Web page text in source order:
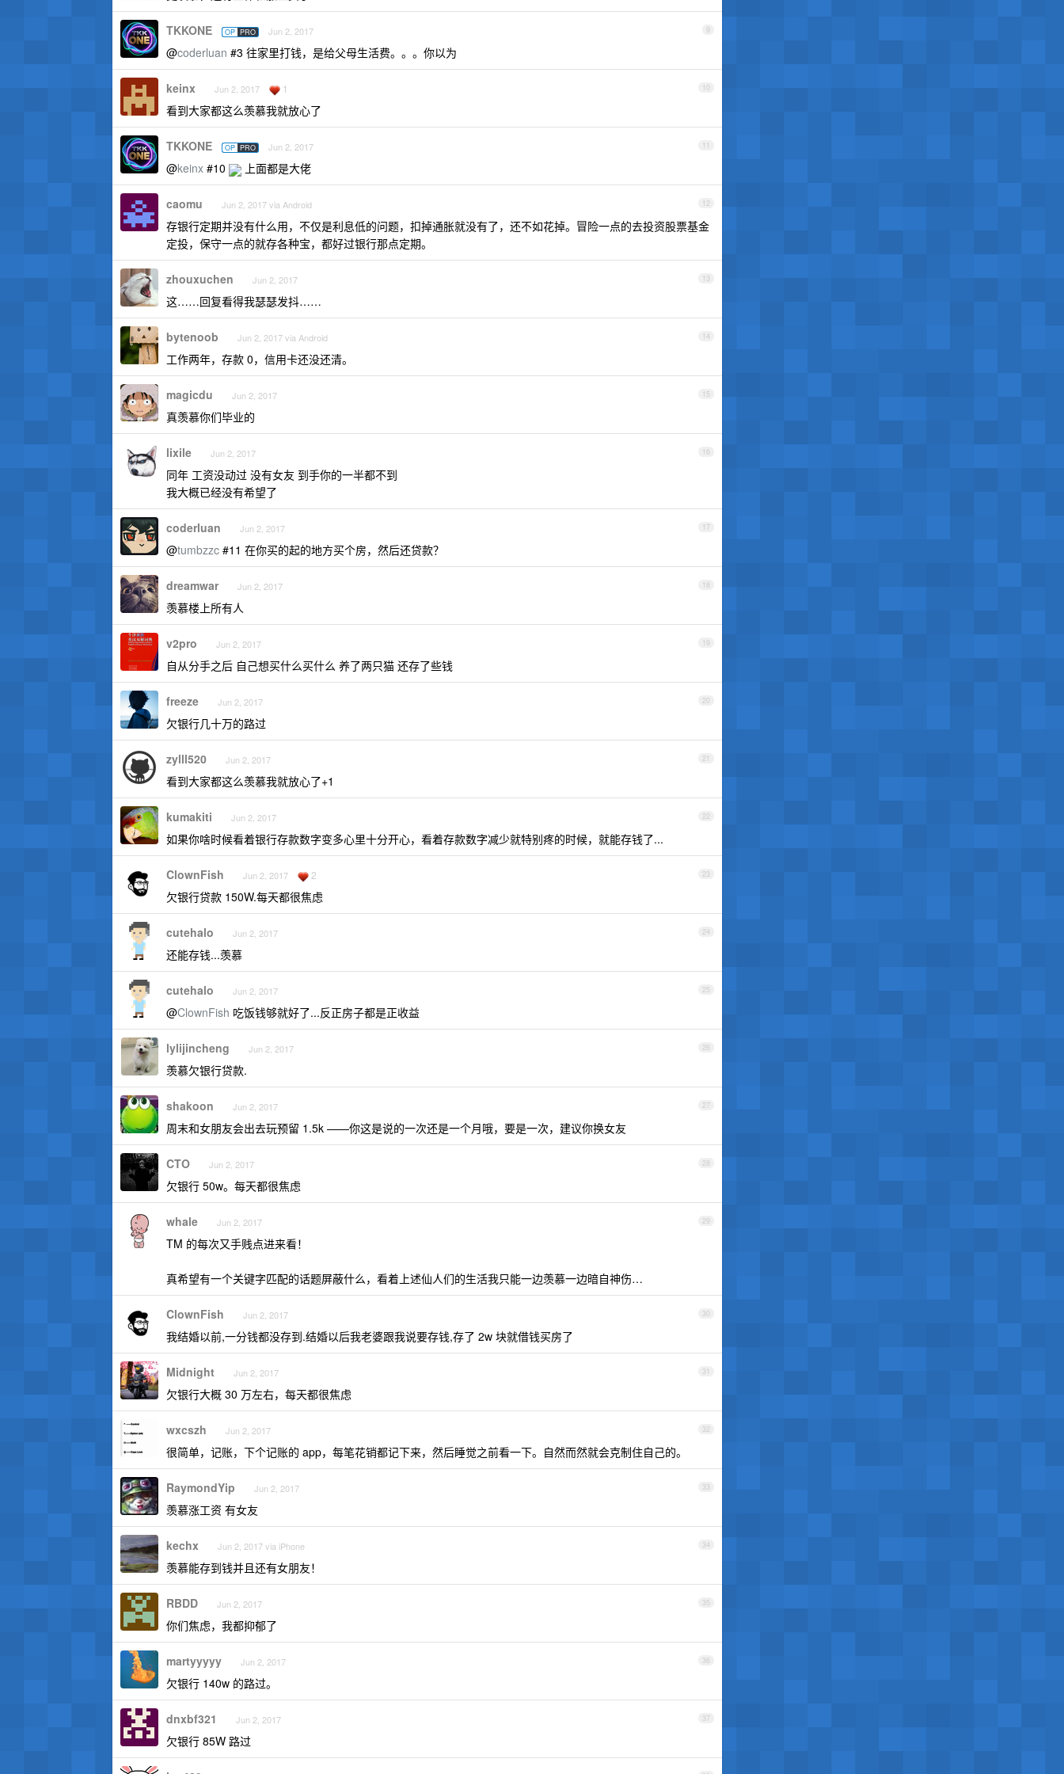
9
TKKONE OP PRO Jun 2, 2017
@coderluan #3 往家里打钱，是给父母生活费。。。你以为
10
keinx Jun 2, 2017 1
看到大家都这么羡慕我就放心了
11
TKKONE OP PRO Jun 2, 2017
@keinx #10 上面都是大佬
12
caomu Jun 2, 2017 via Android
存银行定期并没有什么用，不仅是利息低的问题，扣掉通胀就没有了，还不如花掉。冒险一点的去投资股票基金
定投，保守一点的就存各种宝，都好过银行那点定期。
13
zhouxuchen Jun 2, 2017
这……回复看得我瑟瑟发抖……
14
bytenoob Jun 2, 2017 via Android
工作两年，存款 0，信用卡还没还清。
15
magicdu Jun 2, 2017
真羡慕你们毕业的
16
lixile Jun 2, 2017
同年 工资没动过 没有女友 到手你的一半都不到
我大概已经没有希望了
17
coderluan Jun 2, 2017
@tumbzzc #11 在你买的起的地方买个房，然后还贷款？
18
dreamwar Jun 2, 2017
羡慕楼上所有人
19
v2pro Jun 2, 2017
自从分手之后 自己想买什么买什么 养了两只猫 还存了些钱
20
freeze Jun 2, 2017
欠银行几十万的路过
21
zylll520 Jun 2, 2017
看到大家都这么羡慕我就放心了+1
22
kumakiti Jun 2, 2017
如果你啥时候看着银行存款数字变多心里十分开心，看着存款数字减少就特别疼的时候，就能存钱了...
23
ClownFish Jun 2, 2017 2
欠银行贷款 150W.每天都很焦虑
24
cutehalo Jun 2, 2017
还能存钱...羡慕
25
cutehalo Jun 2, 2017
@ClownFish 吃饭钱够就好了...反正房子都是正收益
26
lylijincheng Jun 2, 2017
羡慕欠银行贷款.
27
shakoon Jun 2, 2017
周末和女朋友会出去玩预留 1.5k ——你这是说的一次还是一个月哦，要是一次，建议你换女友
28
CTO Jun 2, 2017
欠银行 50w。每天都很焦虑
29
whale Jun 2, 2017
TM 的每次又手贱点进来看！
真希望有一个关键字匹配的话题屏蔽什么，看着上述仙人们的生活我只能一边羡慕一边暗自神伤…
30
ClownFish Jun 2, 2017
我结婚以前,一分钱都没存到.结婚以后我老婆跟我说要存钱,存了 2w 块就借钱买房了
31
Midnight Jun 2, 2017
欠银行大概 30 万左右，每天都很焦虑
32
wxcszh Jun 2, 2017
很简单，记账，下个记账的 app，每笔花销都记下来，然后睡觉之前看一下。自然而然就会克制住自己的。
33
RaymondYip Jun 2, 2017
羡慕涨工资 有女友
34
kechx Jun 2, 2017 via iPhone
羡慕能存到钱并且还有女朋友！
35
RBDD Jun 2, 2017
你们焦虑，我都抑郁了
36
martyyyyy Jun 2, 2017
欠银行 140w 的路过。
37
dnxbf321 Jun 2, 2017
欠银行 85W 路过